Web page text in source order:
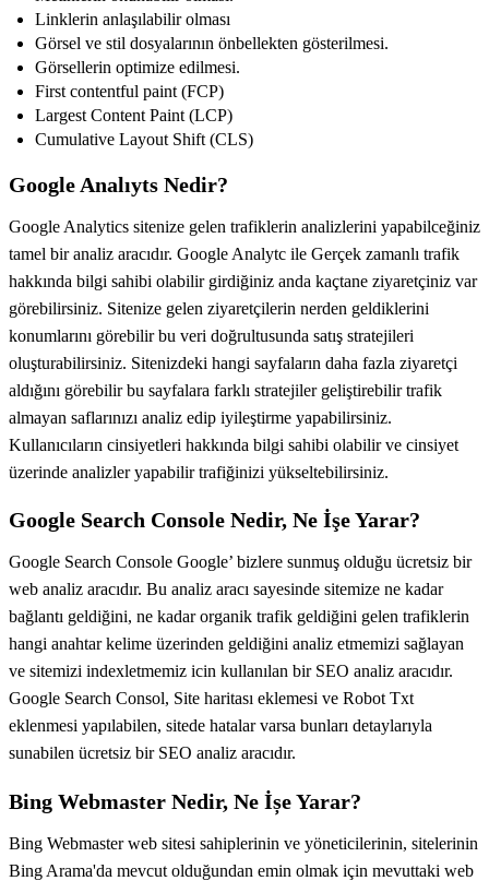
Linklerin anlaşılabilir olması
Görsel ve stil dosyalarının önbellekten gösterilmesi.
Görsellerin optimize edilmesi.
First contentful paint (FCP)
Largest Content Paint (LCP)
Cumulative Layout Shift (CLS)
Google Analıyts Nedir?
Google Analytics sitenize gelen trafiklerin analizlerini yapabilceğiniz
tamel bir analiz aracıdır. Google Analytc ile Gerçek zamanlı trafik
hakkında bilgi sahibi olabilir girdiğiniz anda kaçtane ziyaretçiniz var
görebilirsiniz. Sitenize gelen ziyaretçilerin nerden geldiklerini
konumlarını görebilir bu veri doğrultusunda satış stratejileri
oluşturabilirsiniz. Sitenizdeki hangi sayfaların daha fazla ziyaretçi
aldığını görebilir bu sayfalara farklı stratejiler geliştirebilir trafik
almayan saflarınızı analiz edip iyileştirme yapabilirsiniz.
Kullanıcıların cinsiyetleri hakkında bilgi sahibi olabilir ve cinsiyet
üzerinde analizler yapabilir trafiğinizi yükseltebilirsiniz.
Google Search Console Nedir, Ne İşe Yarar?
Google Search Console Google’ bizlere sunmuş olduğu ücretsiz bir
web analiz aracıdır. Bu analiz aracı sayesinde sitemize ne kadar
bağlantı geldiğini, ne kadar organik trafik geldiğini gelen trafiklerin
hangi anahtar kelime üzerinden geldiğini analiz etmemizi sağlayan
ve sitemizi indexletmemiz icin kullanılan bir SEO analiz aracıdır.
Google Search Consol, Site haritası eklemesi ve Robot Txt
eklenmesi yapılabilen, sitede hatalar varsa bunları detaylarıyla
sunabilen ücretsiz bir SEO analiz aracıdır.
Bing Webmaster Nedir, Ne İșe Yarar?
Bing Webmaster web sitesi sahiplerinin ve yöneticilerinin, sitelerinin
Bing Arama'da mevcut olduğundan emin olmak için mevuttaki web